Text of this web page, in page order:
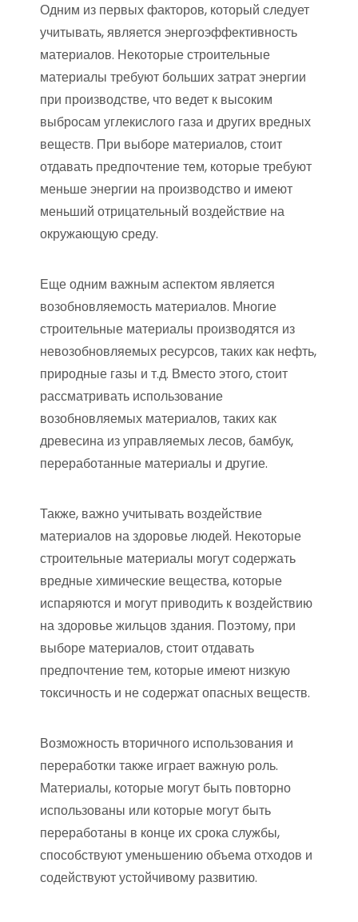
Одним из первых факторов, который следует
учитывать, является энергоэффективность
материалов. Некоторые строительные
материалы требуют больших затрат энергии
при производстве, что ведет к высоким
выбросам углекислого газа и других вредных
веществ. При выборе материалов, стоит
отдавать предпочтение тем, которые требуют
меньше энергии на производство и имеют
меньший отрицательный воздействие на
окружающую среду.
Еще одним важным аспектом является
возобновляемость материалов. Многие
строительные материалы производятся из
невозобновляемых ресурсов, таких как нефть,
природные газы и т.д. Вместо этого, стоит
рассматривать использование
возобновляемых материалов, таких как
древесина из управляемых лесов, бамбук,
переработанные материалы и другие.
Также, важно учитывать воздействие
материалов на здоровье людей. Некоторые
строительные материалы могут содержать
вредные химические вещества, которые
испаряются и могут приводить к воздействию
на здоровье жильцов здания. Поэтому, при
выборе материалов, стоит отдавать
предпочтение тем, которые имеют низкую
токсичность и не содержат опасных веществ.
Возможность вторичного использования и
переработки также играет важную роль.
Материалы, которые могут быть повторно
использованы или которые могут быть
переработаны в конце их срока службы,
способствуют уменьшению объема отходов и
содействуют устойчивому развитию.